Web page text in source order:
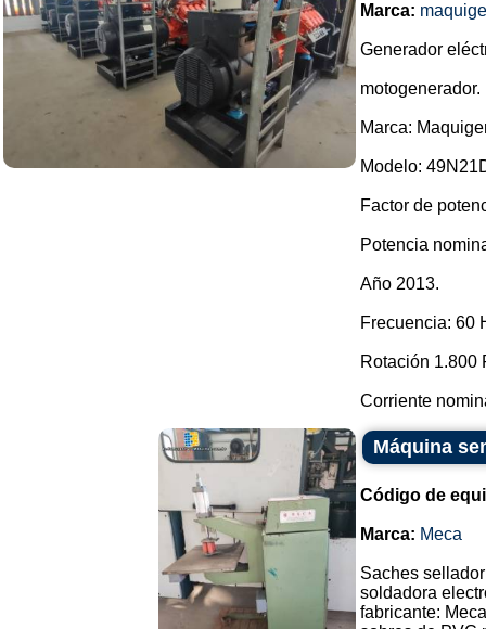
Marca:
Generador
motogenerador.
Marca:
Modelo:
Factor de
Potencia
Año 2013.
Frecuencia: 60
Rotación 1.800
Corriente
Máquina
Código de
Marca: Meca
Saches sellador
soldadora
fabricante: